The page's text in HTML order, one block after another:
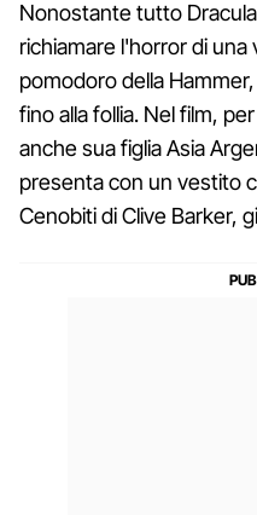
Nonostante tutto
richiamare l'horror di una
pomodoro della
fino alla follia. Nel film,
anche sua figlia Asia
presenta con un vestito
Cenobiti di Clive Barker,